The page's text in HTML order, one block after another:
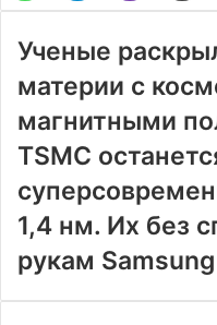
Ученые
материи с
магнитными
TSMC
1,4 нм. Их без
рукам